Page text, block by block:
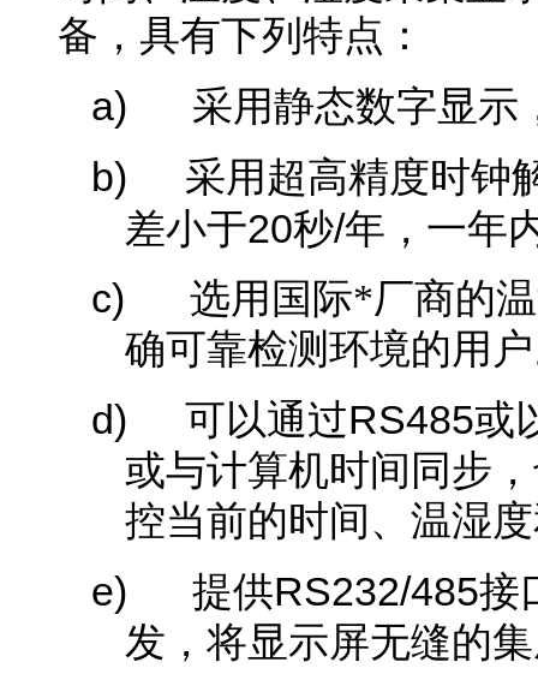
备，具有下列特点：
a) 采用静态数字显示
b)
采用超高精度时钟
差小于20秒/年 ，一年
c)
选用国际*厂商的
确可靠检测环境的用
d) 可以通过RS485或
或与计算机时间同步，
控当前的时间、温湿
e) 提供RS232/485接
发，将显示屏无缝的